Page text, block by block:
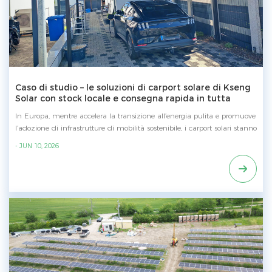
Caso di studio – le soluzioni di carport solare di Kseng
Solar con stock locale e consegna rapida in tutta
In Europa, mentre accelera la transizione all’energia pulita e promuove
l’adozione di infrastrutture di mobilità sostenibile, i carport solari stanno
valore economico. Trasformando i parcheggi esistenti in asset in grado
di generare energia, Kseng Solari carport solari di Kseng Solar aiutano
migliorare l’efficienza energetica complessiva. Oltre al parcheggio dei
veicoli, i carport solari possono anche fungere da strutture ombreggianti
multifunzionali per spazi esterni, offrendo praticità multi-scenario e
vantaggi ecologici. Con molteplici progetti di successo in tutta Europa,
Kseng SolarKseng Solar mantiene sufficienti scorte di carport solari nei
propri magazzini europei locali, consentendo consegne rapide ed
- JUN 10, 2026